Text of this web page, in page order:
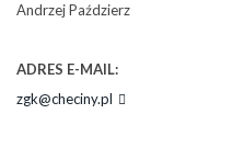
Andrzej Paździerz
ADRES E-MAIL:
zgk@checiny.pl